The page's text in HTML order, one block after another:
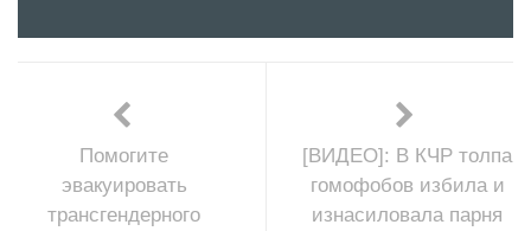
Помогите
эвакуировать
трансгендерного
[ВИДЕО]: В КЧР толпа
гомофобов избила и
изнасиловала парня